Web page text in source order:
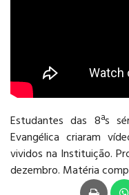
Estudantes das 8ªs
Evangélica criaram
vividos na Instituição.
dezembro. Matéria